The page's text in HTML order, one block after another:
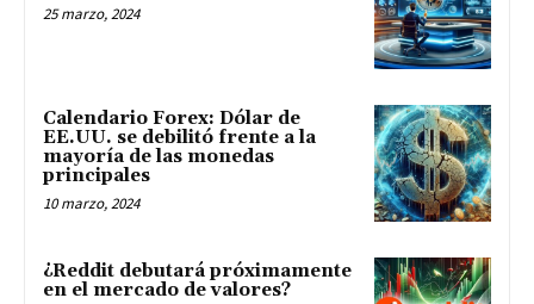
25 marzo, 2024
Calendario Forex: Dólar de
EE.UU. se debilitó frente a la
mayoría de las monedas
principales
10 marzo, 2024
¿Reddit debutará próximamente
en el mercado de valores?